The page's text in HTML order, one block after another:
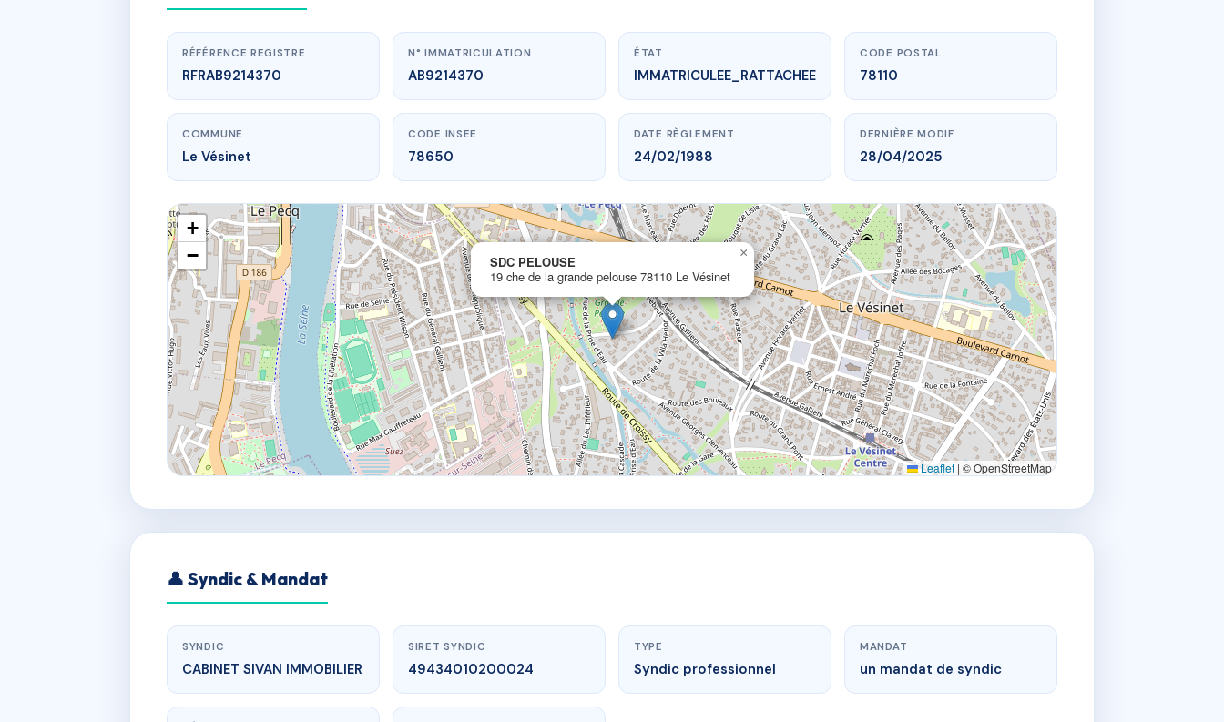
www.vme.plus/AB9214370
SDC PELOUSE
19 che de la grande pelouse78110 Le Vésinet
RÉFÉRENCE REGISTRE
RFRAB9214370
N° IMMATRICULATION
AB9214370
ÉTAT
IMMATRICULEE_RATTACHEE
CODE POSTAL
78110
COMMUNE
Le Vésinet
CODE INSEE
78650
DATE RÈGLEMENT
24/02/1988
DERNIÈRE MODIF.
28/04/2025
SDC PELOUSE
19 che de la grande pelouse 78110 Le Vésinet
×
+
−
Leaflet | © OpenStreetMap
👤 Syndic & Mandat
SYNDIC
CABINET SIVAN IMMOBILIER
SIRET SYNDIC
49434010200024
TYPE
Syndic professionnel
MANDAT
un mandat de syndic